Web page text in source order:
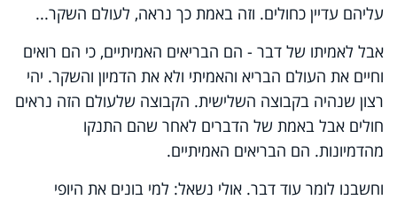
עליהם עדיין כחולים. וזה באמת כך נראה, לעולם השקר...
אבל לאמיתו של דבר - הם הבריאים האמיתיים, כי הם רואים
וחיים את העולם הבריא והאמיתי ולא את הדמיון והשקר. יהי
רצון שנהיה בקבוצה השלישית. הקבוצה שלעולם הזה נראים
חולים אבל באמת של הדברים לאחר שהם התנקו
מהדמיונות. הם הבריאים האמיתיים.
וחשבנו לומר עוד דבר. אולי נשאל: למי בונים את היופי